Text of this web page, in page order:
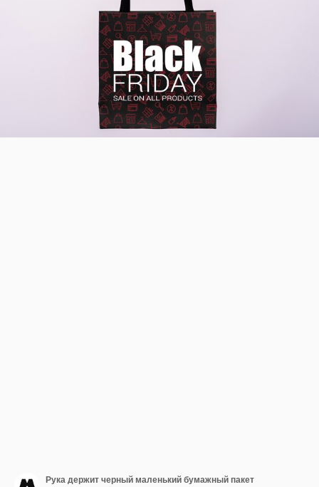
Рука держит черный маленький бумажный пакет